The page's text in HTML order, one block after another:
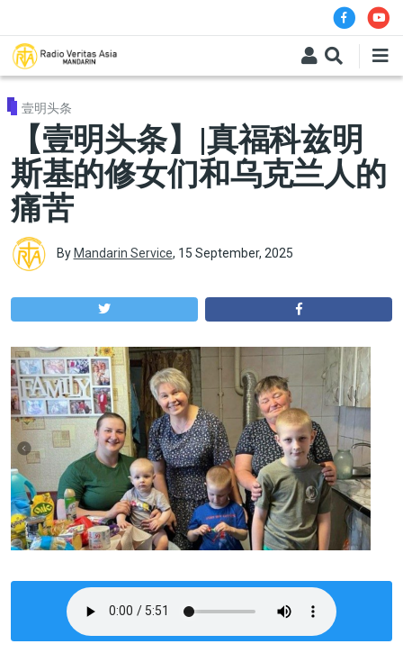
壹明头条
【壹明头条】|真福科兹明
斯基的修女们和乌克兰人的
痛苦
By Mandarin Service, 15 September, 2025